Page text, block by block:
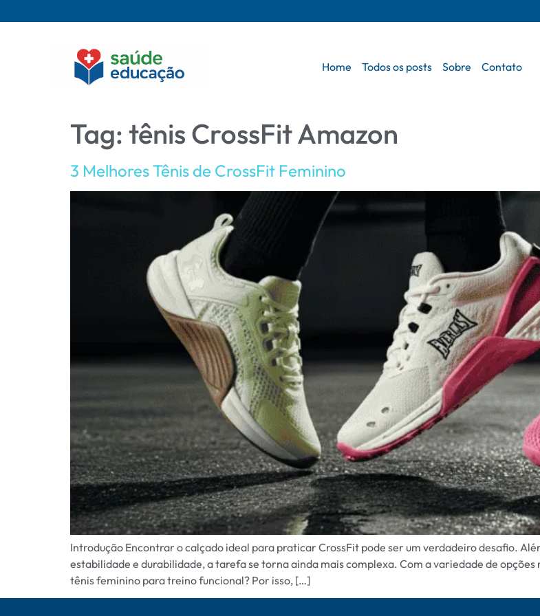
Home Todos os posts Sobre Contato
Tag: tênis CrossFit Amazon
3 Melhores Tênis de CrossFit Feminino
Introdução Encontrar o calçado ideal para praticar CrossFit pode ser um verdadeiro desafio.
estabilidade e durabilidade, a tarefa se torna ainda mais complexa. Com a variedade de
tênis feminino para treino funcional? Por isso, […]